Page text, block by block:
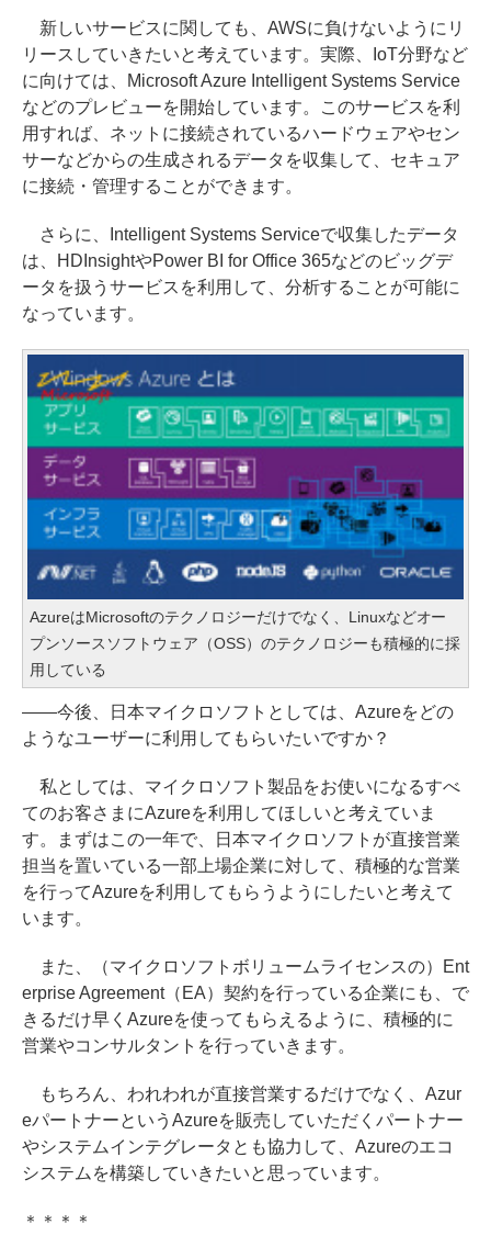
新しいサービスに関しても、AWSに負けないようにリ
リースしていきたいと考えています。実際、IoT分野など
に向けては、Microsoft Azure Intelligent Systems Service
などのプレビューを開始しています。このサービスを利
用すれば、ネットに接続されているハードウェアやセン
サーなどからの生成されるデータを収集して、セキュア
に接続・管理することができます。
さらに、Intelligent Systems Serviceで収集したデータ
は、HDInsightやPower BI for Office 365などのビッグデ
ータを扱うサービスを利用して、分析することが可能に
なっています。
AzureはMicrosoftのテクノロジーだけでなく、Linuxなどオー
プンソースソフトウェア（OSS）のテクノロジーも積極的に採
用している
――今後、日本マイクロソフトとしては、Azureをどの
ようなユーザーに利用してもらいたいですか？
私としては、マイクロソフト製品をお使いになるすべ
てのお客さまにAzureを利用してほしいと考えていま
す。まずはこの一年で、日本マイクロソフトが直接営業
担当を置いている一部上場企業に対して、積極的な営業
を行ってAzureを利用してもらうようにしたいと考えて
います。
また、（マイクロソフトボリュームライセンスの）Ent
erprise Agreement（EA）契約を行っている企業にも、で
きるだけ早くAzureを使ってもらえるように、積極的に
営業やコンサルタントを行っていきます。
もちろん、われわれが直接営業するだけでなく、Azur
eパートナーというAzureを販売していただくパートナー
やシステムインテグレータとも協力して、Azureのエコ
システムを構築していきたいと思っています。
＊＊＊＊